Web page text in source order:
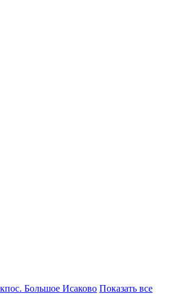
пос. Большое Исаково Показать все